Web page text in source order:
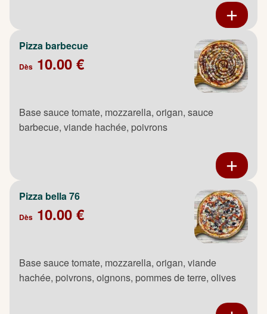
Pizza barbecue
Dès 10.00 €
Base sauce tomate, mozzarella, origan, sauce
barbecue, viande hachée, poivrons
Pizza bella 76
Dès 10.00 €
Base sauce tomate, mozzarella, origan, viande
hachée, poivrons, oignons, pommes de terre, olives